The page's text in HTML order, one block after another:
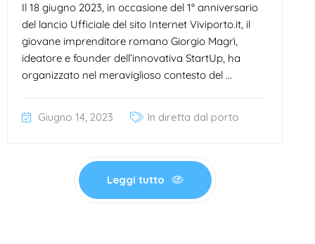
Il 18 giugno 2023, in occasione del 1° anniversario
del lancio Ufficiale del sito Internet Viviporto.it, il
giovane imprenditore romano Giorgio Magrì,
ideatore e founder dell’innovativa StartUp, ha
organizzato nel meraviglioso contesto del ...
Giugno 14, 2023 In diretta dal porto
Leggi tutto